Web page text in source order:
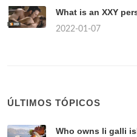
What is an XXY
2022-01-07
ÚLTIMOS TÓPICOS
Who owns li galli